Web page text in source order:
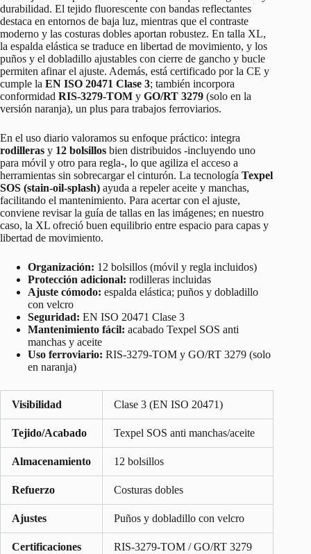
durabilidad. El tejido fluorescente con bandas reflectantes
destaca en entornos de baja luz, mientras que el contraste
moderno y las costuras dobles aportan robustez. En talla XL,
la espalda elástica se traduce en libertad de movimiento, y los
puños y el dobladillo ajustables con cierre de gancho y bucle
permiten afinar el ajuste. Además, está certificado por la CE y
cumple la EN ISO 20471 Clase 3; también incorpora
conformidad RIS-3279-TOM y GO/RT 3279 (solo en la
versión naranja), un plus para trabajos ferroviarios.
En el uso diario valoramos su enfoque práctico: integra
rodilleras y 12 bolsillos bien distribuidos -incluyendo uno
para móvil y otro para regla-, lo que agiliza el acceso a
herramientas sin sobrecargar el cinturón. La tecnología Texpel
SOS (stain-oil-splash) ayuda a repeler aceite y manchas,
facilitando el mantenimiento. Para acertar con el ajuste,
conviene revisar la guía de tallas en las imágenes; en nuestro
caso, la XL ofreció buen equilibrio entre espacio para capas y
libertad de movimiento.
Organización: 12 bolsillos (móvil y regla incluidos)
Protección adicional: rodilleras incluidas
Ajuste cómodo: espalda elástica; puños y dobladillo
con velcro
Seguridad: EN ISO 20471 Clase 3
Mantenimiento fácil: acabado Texpel SOS anti
manchas y aceite
Uso ferroviario: RIS-3279-TOM y GO/RT 3279 (solo
en naranja)
Visibilidad Clase 3 (EN ISO 20471)
Tejido/Acabado Texpel SOS anti manchas/aceite
Almacenamiento 12 bolsillos
Refuerzo Costuras dobles
Ajustes Puños y dobladillo con velcro
Certificaciones
RIS-3279-TOM / GO/RT 3279